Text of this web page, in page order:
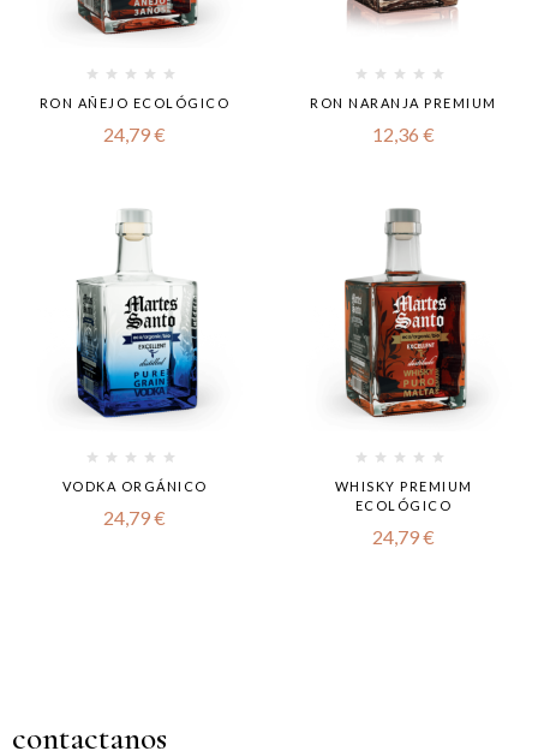
RON AÑEJO ECOLÓGICO
24,79€
RON NARANJA PREMIUM
12,36 €
VODKA ORGÁNICO
24,79€
WHISKY PREMIUM
ECOLÓGICO
24,79€
contactanos